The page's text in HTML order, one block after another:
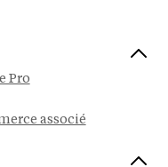
Pro
associé